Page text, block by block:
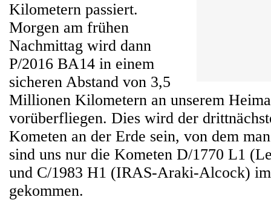
Kilometern passiert.
Morgen am frühen
Nachmittag wird dann
P/2016 BA14 in einem
sicheren Abstand von 3,5
Millionen Kilometern an unserem
vorüberfliegen. Dies wird der
Kometen an der Erde sein, von dem
sind uns nur die Kometen D/1770 L1
und C/1983 H1 (IRAS-Araki-Alcock)
gekommen.